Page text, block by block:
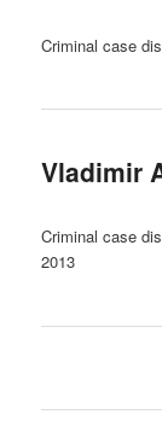
Criminal case
Vladimir
Criminal case
2013